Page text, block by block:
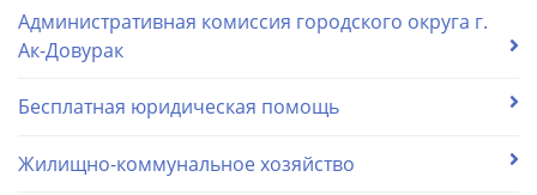
Административная комиссия городского округа г.
Ак-Довурак
Бесплатная юридическая помощь
Жилищно-коммунальное хозяйство